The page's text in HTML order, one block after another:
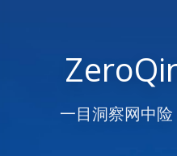
一目洞察网中